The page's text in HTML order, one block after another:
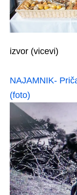
izvor (vicevi)
NAJAMNIK-
(foto)